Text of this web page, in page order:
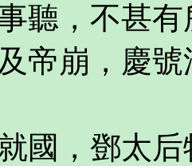
聽，不甚
帝崩，慶
國，鄧太